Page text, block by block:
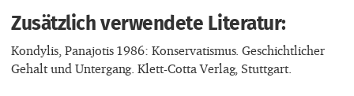
Zusätzlich verwendete Literatur:
Kondylis, Panajotis 1986: Konservatismus. Geschichtlicher
Gehalt und Untergang. Klett-Cotta Verlag, Stuttgart.